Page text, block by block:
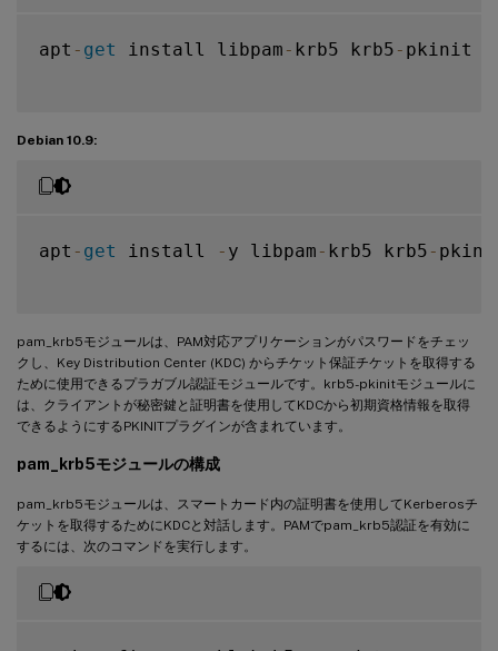
apt - get install libpam - krb5 krb5 - pkinit
Debian 10.9:
apt - get install - y libpam - krb5 krb5 -
pam_krb5モジュールは、PAM対応アプリケーションがパスワードをチェッ
クし、Key Distribution Center (KDC) からチケット保証チケットを取得する
ために使用できるプラガブル認証モジュールです。krb5-pkinitモジュールに
は、クライアントが秘密鍵と証明書を使用してKDCから初期資格情報を取得
できるようにするPKINITプラグインが含まれています。
pam_krb5モジュールの構成
pam_krb5モジュールは、スマートカード内の証明書を使用してKerberosチ
ケットを取得するためにKDCと対話します。PAMでpam_krb5認証を有効に
するには、次のコマンドを実行します。